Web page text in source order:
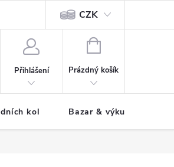
CZK
Přihlášení
NÁKUPNÍ
Prázdný košík
kol Bazar & výkup jízdních